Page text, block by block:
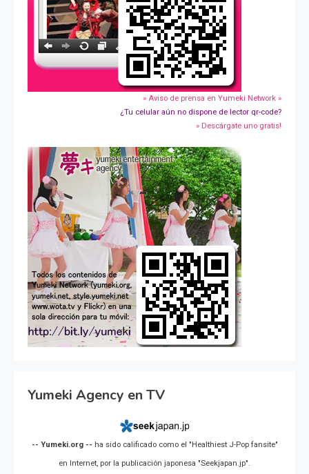
» Aviso de prensa en Yumeki Network »
¿Tu celular aún no dispone de lector qr-code?
» Descárgate uno gratis!
Yumeki Agency en TV
-- Yumeki.org -- ha sido calificado como el "Healthiest J-Pop fansite"
en Internet, por la publicación japonesa "Seekjapan.jp".